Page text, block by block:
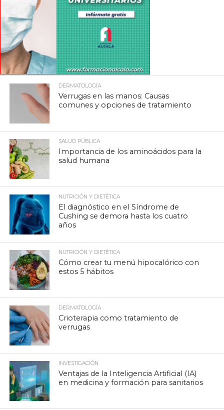
DERMATOLOGÍA
Verrugas en las manos: Causas
comunes y opciones de tratamiento
SALUD PÚBLICA
Importancia de los aminoácidos para la
salud humana
NUTRICIÓN Y DIETÉTICA
El diagnóstico en el Síndrome de
Cushing se demora hasta los cuatro
años
NUTRICIÓN Y DIETÉTICA
Cómo crear tu menú hipocalórico con
estos 5 hábitos
DERMATOLOGÍA
Crioterapia como tratamiento de
verrugas
INVESTIGACIÓN
Ventajas de la Inteligencia Artificial (IA)
en medicina y formación para sanitarios